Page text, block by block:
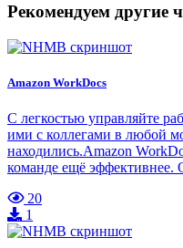
Рекомендуем другие
Amazon WorkDocs
С легкостью управляйте
ими с коллегами в любой
находились.Amazon
команде ещё
20
1